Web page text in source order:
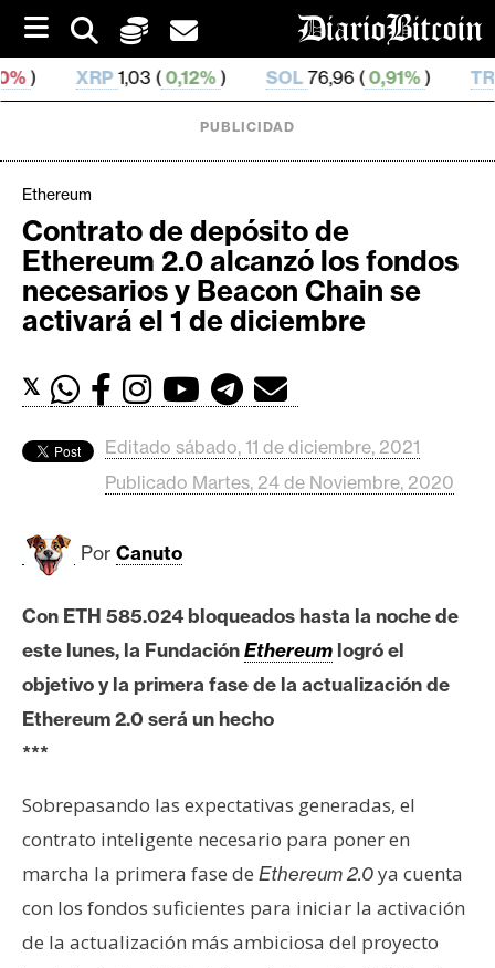
i
p
t
o
( 0,12%) SOL76,96 ( 0,91%) TRX0,329 666 (
C
r
i
p
o
M
e
r
d
s
B
i
o
n
t
PUBLICIDAD
Ethereum
Contrato de depósito de
Ethereum 2.0 alcanzó los fondos
necesarios y Beacon Chain se
activará el 1 de diciembre
𝕏
Editado sábado, 11 de diciembre, 2021
Publicado Martes, 24 de Noviembre, 2020
Por Canuto
Con ETH 585.024 bloqueados hasta la noche de
este lunes, la FundaciónEthereum logró el
objetivo y la primera fase de la actualización de
Ethereum 2.0 será un hecho
***
Sobrepasando las expectativas generadas, el
contrato inteligente necesario para poner en
marcha la primera fase de Ethereum 2.0ya cuenta
con los fondos suficientes para iniciar la activación
de la actualización más ambiciosa del proyecto